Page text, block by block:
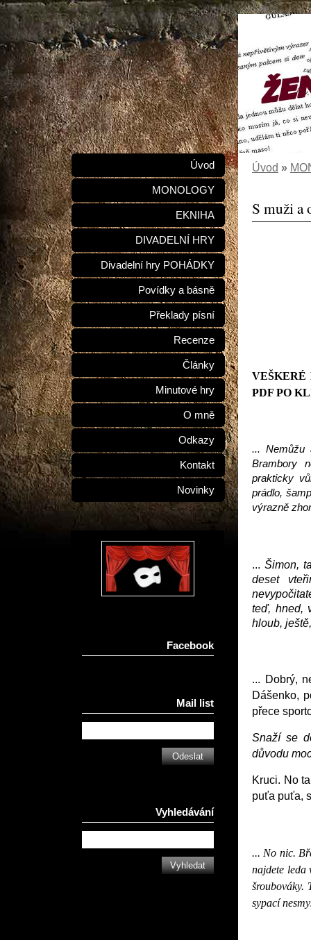
Úvod
MONOLOGY
EKNIHA
DIVADELNÍ HRY
Divadelní hry POHÁDKY
Povídky a básně
Překlady písní
Recenze
Články
Minutové hry
O mně
Odkazy
Kontakt
Novinky
Facebook
Mail list
Vyhledávání
Úvod »
S muži a
VEŠKERÉ
PDF PO
... Nemůžu
Brambory
prakticky
prádlo,
výrazně
... Šimon,
deset
teď, hned,
hloub,
... Dobrý,
Dášenko,
přece
Snaží se
důvodu
Kruci. No
puťa puťa,
... No nic.
najdete leda
šroubováky.
sypací